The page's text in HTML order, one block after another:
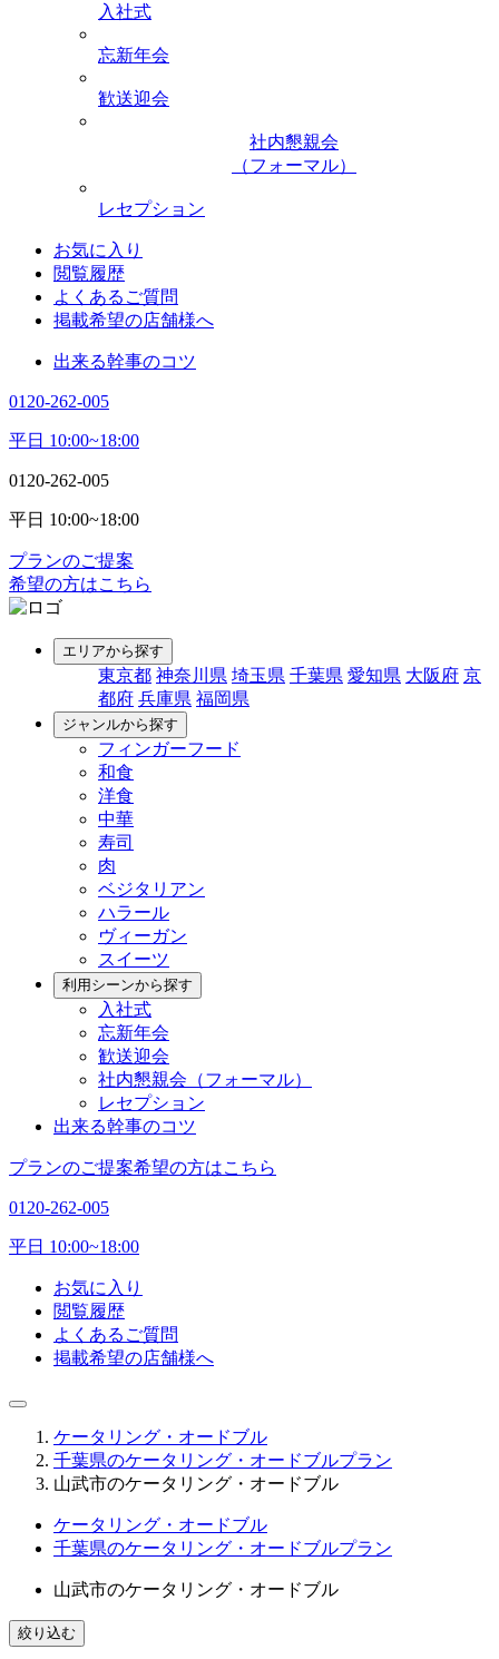
入社式
忘新年会
歓送迎会
社内懇親会
（フォーマル）
レセプション
お気に入り
閲覧履歴
よくあるご質問
掲載希望の店舗様へ
出来る幹事のコツ
0120-262-005
平日 10:00~18:00
0120-262-005
平日 10:00~18:00
プランのご提案
希望の方はこちら
エリアから探す
東京都 神奈川県 埼玉県 千葉県 愛知県 大阪府 京
都府 兵庫県 福岡県
ジャンルから探す
フィンガーフード
和食
洋食
中華
寿司
肉
ベジタリアン
ハラール
ヴィーガン
スイーツ
利用シーンから探す
入社式
忘新年会
歓送迎会
社内懇親会（フォーマル）
レセプション
出来る幹事のコツ
プランのご提案希望の方はこちら
0120-262-005
平日 10:00~18:00
お気に入り
閲覧履歴
よくあるご質問
掲載希望の店舗様へ
ケータリング・オードブル
千葉県のケータリング・オードブルプラン
山武市のケータリング・オードブル
ケータリング・オードブル
千葉県のケータリング・オードブルプラン
山武市のケータリング・オードブル
絞り込む